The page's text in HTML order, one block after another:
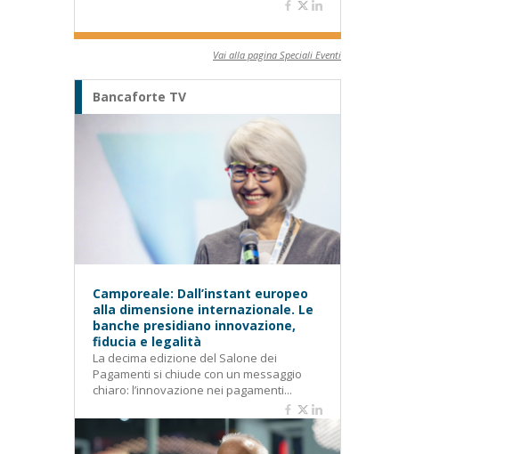
Vai alla pagina Speciali Eventi
Bancaforte TV
Camporeale: Dall’instant europeo
alla dimensione internazionale. Le
banche presidiano innovazione,
fiducia e legalità
La decima edizione del Salone dei
Pagamenti si chiude con un messaggio
chiaro: l’innovazione nei pagamenti...